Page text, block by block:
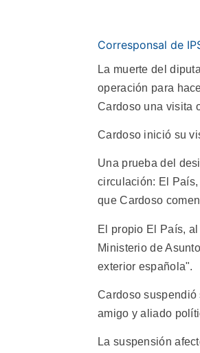
Corresponsal de
La muerte del
operación para
Cardoso una visita
Cardoso inició su
Una prueba del
circulación: El
que Cardoso
El propio El País,
Ministerio de
exterior española".
Cardoso
amigo y aliado
La suspensión